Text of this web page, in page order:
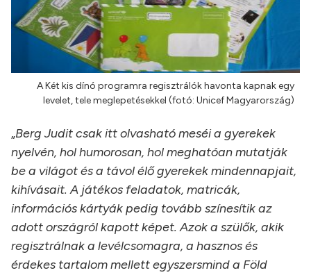
A Két kis dínó programra regisztrálók havonta kapnak egy
levelet, tele meglepetésekkel (fotó: Unicef Magyarország)
„Berg Judit csak itt olvasható meséi a gyerekek
nyelvén, hol humorosan, hol meghatóan mutatják
be a világot és a távol élő gyerekek mindennapjait,
kihívásait. A játékos feladatok, matricák,
információs kártyák pedig tovább színesítik az
adott országról kapott képet. Azok a szülők, akik
regisztrálnak a levélcsomagra, a hasznos és
érdekes tartalom mellett egyszersmind a Föld